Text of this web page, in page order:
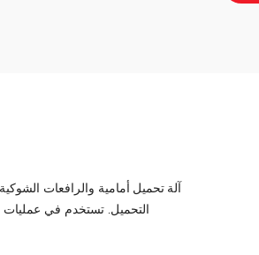
آلة تحميل أمامية والرافعات
التحميل. تستخدم في عمليات